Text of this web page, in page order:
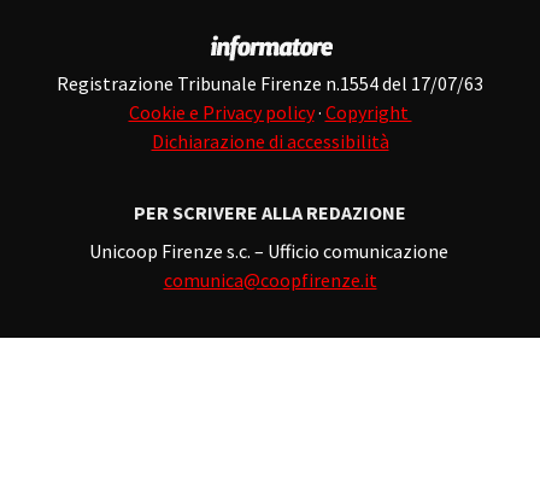
Registrazione Tribunale Firenze n.1554 del 17/07/63
Cookie e Privacy policy· Copyright
Dichiarazione di accessibilità
PER SCRIVERE ALLA REDAZIONE
Unicoop Firenze s.c. – Ufficio comunicazione
comunica@coopfirenze.it